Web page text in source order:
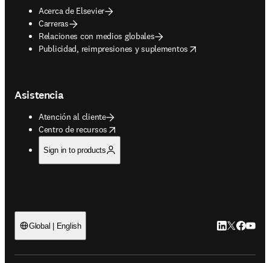
Acerca de Elsevier
Carreras
Relaciones con medios globales
Publicidad, reimpresiones y suplementos
opens in new tab/window
Asistencia
Atención al cliente
Centro de recursos
opens in new tab/window
Sign in to products
Global | English LinkedIn se
Twitter se